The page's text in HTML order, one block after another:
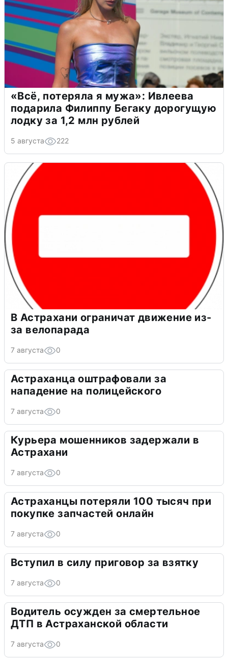
«Всё, потеряла я мужа»: Ивлеева
подарила Филиппу Бегаку дорогущую
лодку за 1,2 млн рублей
5 августа 222
В Астрахани ограничат движение из-
за велопарада
7 августа 0
Астраханца оштрафовали за
нападение на полицейского
7 августа 0
Курьера мошенников задержали в
Астрахани
7 августа 0
Астраханцы потеряли 100 тысяч при
покупке запчастей онлайн
7 августа 0
Вступил в силу приговор за взятку
7 августа 0
Водитель осужден за смертельное
ДТП в Астраханской области
7 августа 0